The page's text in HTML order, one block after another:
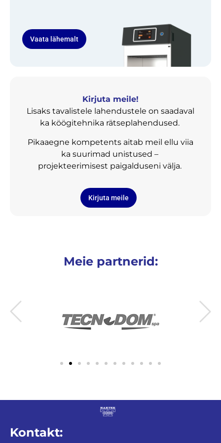
Vaata lähemalt
Kirjuta meile!
Lisaks tavalistele lahendustele on saadaval
ka köögitehnika rätseplahendused.
Pikaaegne kompetents aitab meil ellu viia
ka suurimad unistused –
projekteerimisest paigalduseni välja.
Kirjuta meile
Meie partnerid:
Kontakt: